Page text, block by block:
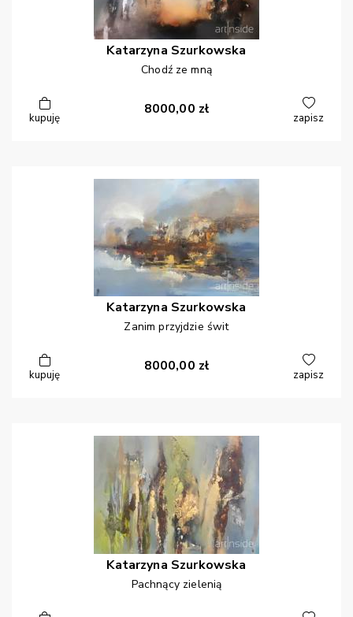
Katarzyna Szurkowska
Chodź ze mną
kupuję
8000,00 zł
zapisz
Katarzyna Szurkowska
Zanim przyjdzie świt
kupuję
8000,00 zł
zapisz
Katarzyna Szurkowska
Pachnący zielenią